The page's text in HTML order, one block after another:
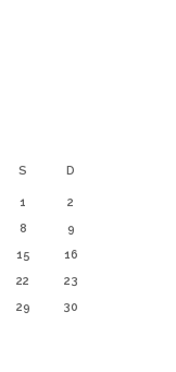
S D
1
2
8
9
15
16
22
23
29
30